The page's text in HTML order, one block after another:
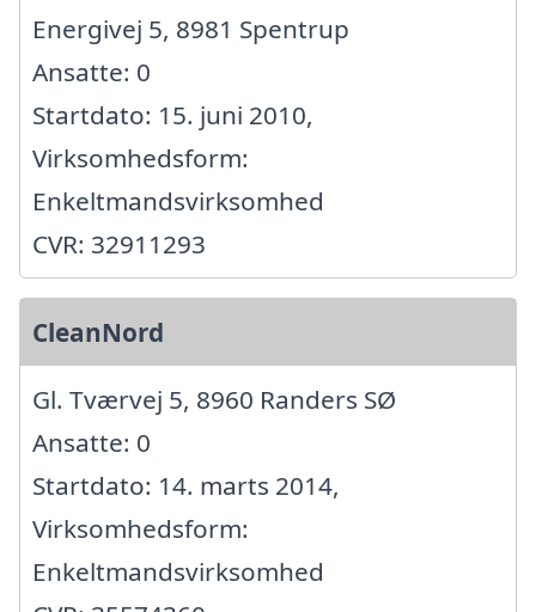
Energivej 5, 8981 Spentrup
Ansatte: 0
Startdato: 15. juni 2010,
Virksomhedsform:
Enkeltmandsvirksomhed
CVR: 32911293
CleanNord
Gl. Tværvej 5, 8960 Randers SØ
Ansatte: 0
Startdato: 14. marts 2014,
Virksomhedsform:
Enkeltmandsvirksomhed